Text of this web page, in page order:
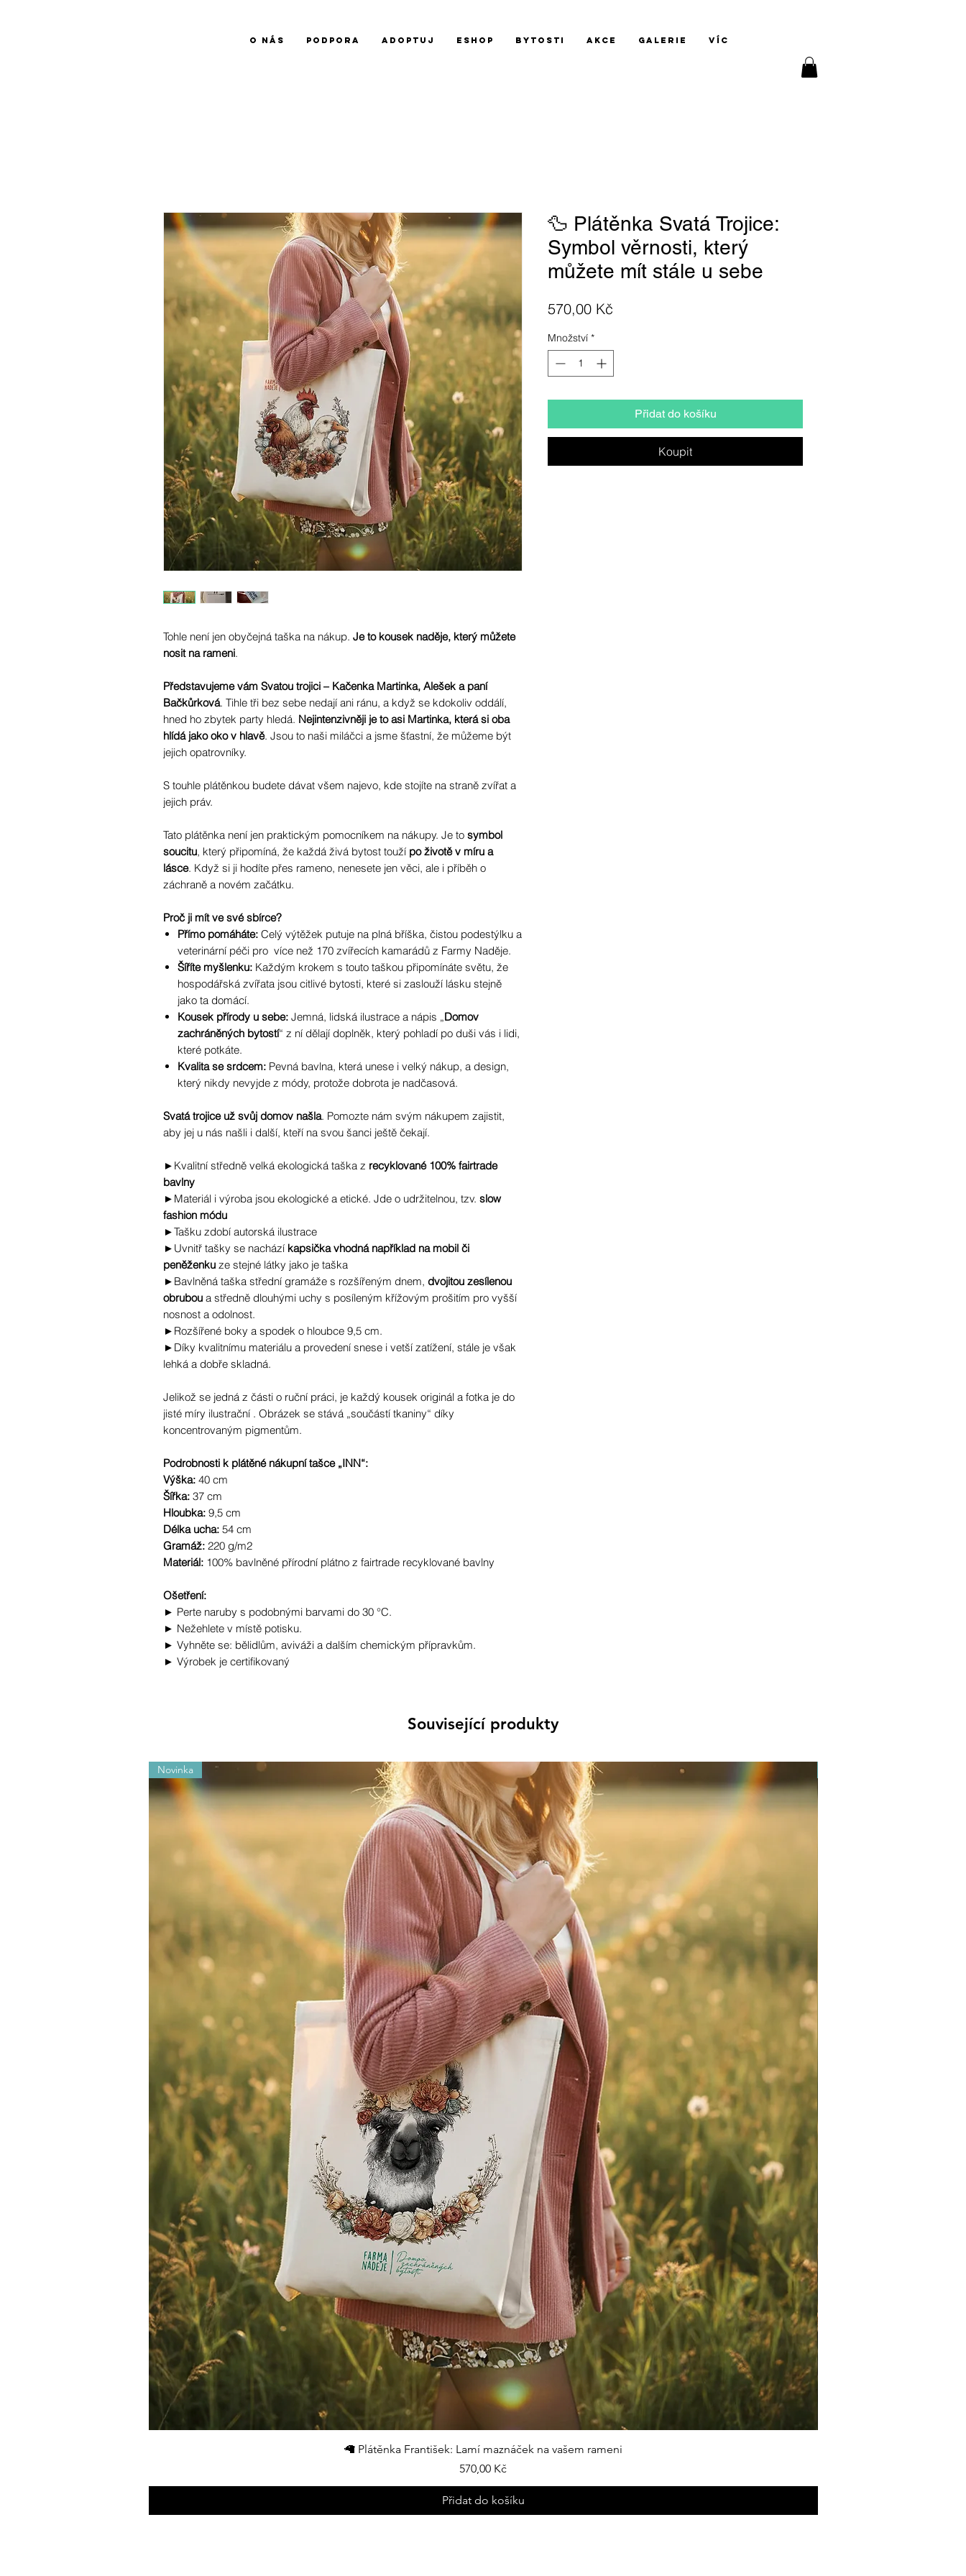
O NÁS PODPORA ADOPTUJ Eshop BYTOSTI AKCE GALERIE Víc
Tohle není jen obyčejná taška na nákup. Je to kousek naděje, který můžete
nosit na rameni.
Představujeme vám Svatou trojici – Kačenka Martinka, Alešek a paní
Bačkůrková. Tihle tři bez sebe nedají ani ránu, a když se kdokoliv oddálí,
hned ho zbytek party hledá. Nejintenzivněji je to asi Martinka, která si oba
hlídá jako oko v hlavě. Jsou to naši miláčci a jsme šťastní, že můžeme být
jejich opatrovníky.
S touhle plátěnkou budete dávat všem najevo, kde stojíte na straně zvířat a
jejich práv.
Tato plátěnka není jen praktickým pomocníkem na nákupy. Je to symbol
soucitu, který připomíná, že každá živá bytost touží po životě v míru a
lásce. Když si ji hodíte přes rameno, nenesete jen věci, ale i příběh o
záchraně a novém začátku.
Proč ji mít ve své sbírce?
Přímo pomáháte: Celý výtěžek putuje na plná bříška, čistou podestýlku a
veterinární péči pro více než 170 zvířecích kamarádů z Farmy Naděje.
Šíříte myšlenku: Každým krokem s touto taškou připomínáte světu, že
hospodářská zvířata jsou citlivé bytosti, které si zaslouží lásku stejně
jako ta domácí.
Kousek přírody u sebe: Jemná, lidská ilustrace a nápis „Domov
zachráněných bytostí“ z ní dělají doplněk, který pohladí po duši vás i lidi,
které potkáte.
Kvalita se srdcem: Pevná bavlna, která unese i velký nákup, a design,
který nikdy nevyjde z módy, protože dobrota je nadčasová.
Svatá trojice už svůj domov našla. Pomozte nám svým nákupem zajistit,
aby jej u nás našli i další, kteří na svou šanci ještě čekají.
►Kvalitní středně velká ekologická taška z recyklované 100% fairtrade
bavlny
►Materiál i výroba jsou ekologické a etické. Jde o udržitelnou, tzv. slow
fashion módu
►Tašku zdobí autorská ilustrace
► Uvnitř tašky se nachází kapsička vhodná například na mobil či
peněženku ze stejné látky jako je taška
►Bavlněná taška střední gramáže s rozšířeným dnem, dvojitou zesílenou
obrubou a středně dlouhými uchy s posíleným křížovým prošitím pro vyšší
nosnost a odolnost.
►Rozšířené boky a spodek o hloubce 9,5 cm.
►Díky kvalitnímu materiálu a provedení snese i vetší zatížení, stále je však
lehká a dobře skladná.
Jelikož se jedná z části o ruční práci, je každý kousek originál a fotka je do
jisté míry ilustrační . Obrázek se stává „součástí tkaniny“ díky
koncentrovaným pigmentům.
Podrobnosti k plátěné nákupní tašce „INN“:
Výška: 40 cm
Šířka: 37 cm
Hloubka: 9,5 cm
Délka ucha: 54 cm
Gramáž: 220 g/m2
Materiál: 100% bavlněné přírodní plátno z fairtrade recyklované bavlny
Ošetření:
► Perte naruby s podobnými barvami do 30 °C.
► Nežehlete v místě potisku.
► Vyhněte se: bělidlům, aviváži a dalším chemickým přípravkům.
► Výrobek je certifikovaný
🦆 Plátěnka Svatá Trojice:
Symbol věrnosti, který
můžete mít stále u sebe
570,00 Kč
Množství *
Přidat do košíku
Koupit
Související produkty
Rychlý náhled
Novinka
🦙 Plátěnka František: Lamí maznáček na vašem rameni
Cena
570,00 Kč
Přidat do košíku